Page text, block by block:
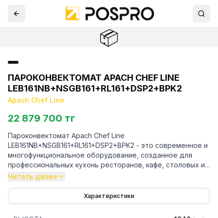
📦
ПАРОКОНВЕКТОМАТ APACH CHEF LINE
LEB161NB+NSGB161+RL161+DSP2+BPK2
Apach Chef Line
22 879 700 тг
Пароконвектомат Apach Chef Line
LEB161NB+NSGB161+RL161+DSP2+BPK2 - это современное и
многофункциональное оборудование, созданное для
профессиональных кухонь ресторанов, кафе, столовых и
других заведений общественного питания. Благодаря
интуитивно понятному управлению, этот
Читать далее
Характеристики